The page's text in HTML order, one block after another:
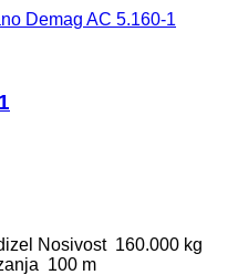
Demag AC 5.160-1
Nosivost 160.000 kg
100 m